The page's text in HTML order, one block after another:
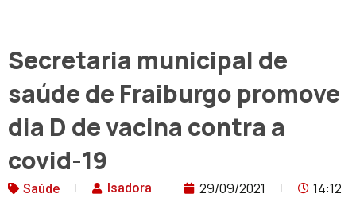
Secretaria municipal de
saúde de Fraiburgo promove
dia D de vacina contra a
covid-19
Saúde Isadora 29/09/2021 14:12